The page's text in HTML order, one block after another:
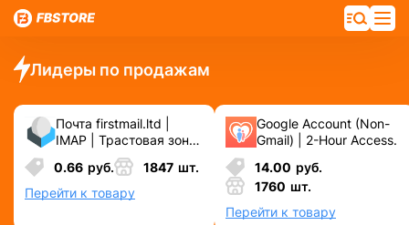
Лидеры по продажам
Почта firstmail.ltd |
IMAP | Трастовая зона
.COM ❗️ Новые, Чистые
❗️ С реальными
логинами | ☑️
Специально для ФБ/
0.66 руб. 1847 шт.
Перейти к товару
Google Account (Non-
Gmail) | 2-Hour Access.
14.00 руб.
1760 шт.
Перейти к товару